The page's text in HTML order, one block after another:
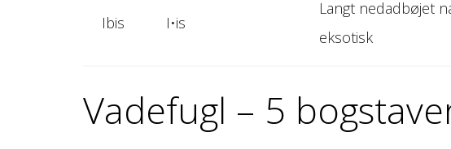
Ibis I•is
Langt nedadbøjet
eksotisk
Vadefugl – 5